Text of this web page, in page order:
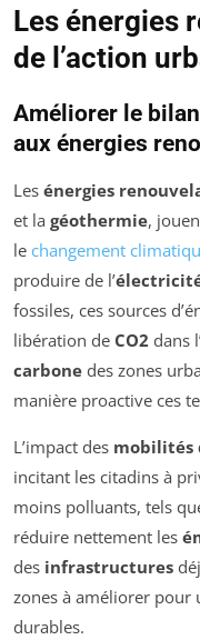
Les énergies
de l’action
Améliorer le
aux énergies
Les énergies
et la géothermie,
le changement
produire de l’
fossiles, ces sources
libération de CO2 dans
carbone des zones
manière proactive ces
L’impact des mobilités
incitant les citadins à
moins polluants, tels
réduire nettement les
des infrastructures
zones à améliorer pour
durables.